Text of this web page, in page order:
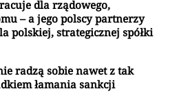
dla rządowego,
– a jego polscy partnerzy
polskiej, strategicznej spółki
radzą sobie nawet z tak
łamania sankcji